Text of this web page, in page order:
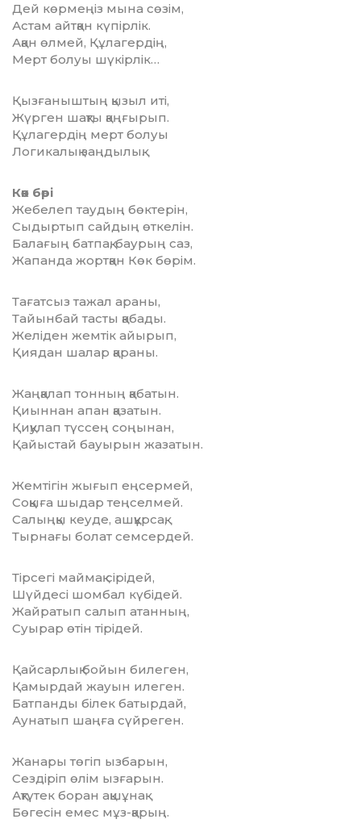
Дей көрмеңіз мына сөзім,
Астам айтқан күпірлік.
Ақан өлмей, Құлагердің,
Мерт болуы шүкірлік…
Қызғаныштың қызыл иті,
Жүрген шақты қаңғырып.
Құлагердің мерт болуы
Логикалық заңдылық.
Көк бөрі
Жебелеп таудың бөктерін,
Сыдыртып сайдың өткелін.
Балағың батпақ, баурың саз,
Жапанда жортқан Көк бөрім.
Тағатсыз тажал араны,
Тайынбай тасты қабады.
Желіден жемтік айырып,
Қиядан шалар қараны.
Жаңқалап тонның қабатын.
Қиыннан апан қазатын.
Қиқулап түссең соңынан,
Қайыстай бауырын жазатын.
Жемтігін жығып еңсермей,
Соққыға шыдар теңселмей.
Салыңқы кеуде, ашқұрсақ,
Тырнағы болат семсердей.
Тірсегі маймақ сірідей,
Шүйдесі шомбал күбідей.
Жайратып салып атанның,
Суырар өтін тірідей.
Қайсарлық бойын билеген,
Қамырдай жауын илеген.
Батпанды білек батырдай,
Аунатып шаңға сүйреген.
Жанары төгіп ызбарын,
Сездіріп өлім ызғарын.
Ақтүтек боран ақшұнақ
Бөгесін емес мұз-қарың.